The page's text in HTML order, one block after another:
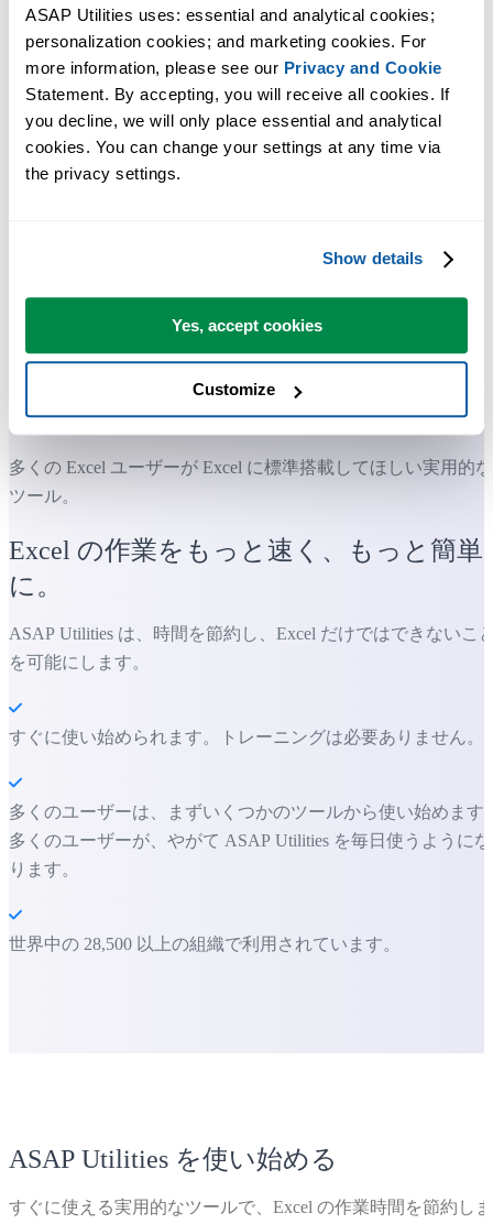
ASAP Utilities uses: essential and analytical cookies;
personalization cookies; and marketing cookies. For
more information, please see our Privacy and Cookie
Statement. By accepting, you will receive all cookies. If
you decline, we will only place essential and analytical
cookies. You can change your settings at any time via
the privacy settings.
Show details
Yes, accept cookies
Customize
多くの Excel ユーザーが Excel に標準搭載してほしい実用的な
ツール。
Excel の作業をもっと速く、もっと簡単
に。
ASAP Utilities は、時間を節約し、Excel だけではできないこ
を可能にします。
すぐに使い始められます。トレーニングは必要ありません。
多くのユーザーは、まずいくつかのツールから使い始めます
多くのユーザーが、やがて ASAP Utilities を毎日使うようにな
ります。
世界中の 28,500 以上の組織で利用されています。
ASAP Utilities を使い始める
すぐに使える実用的なツールで、Excel の作業時間を節約しま